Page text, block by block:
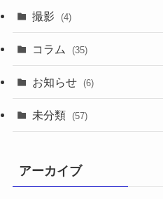
撮影 (4)
コラム (35)
お知らせ (6)
未分類 (57)
アーカイブ